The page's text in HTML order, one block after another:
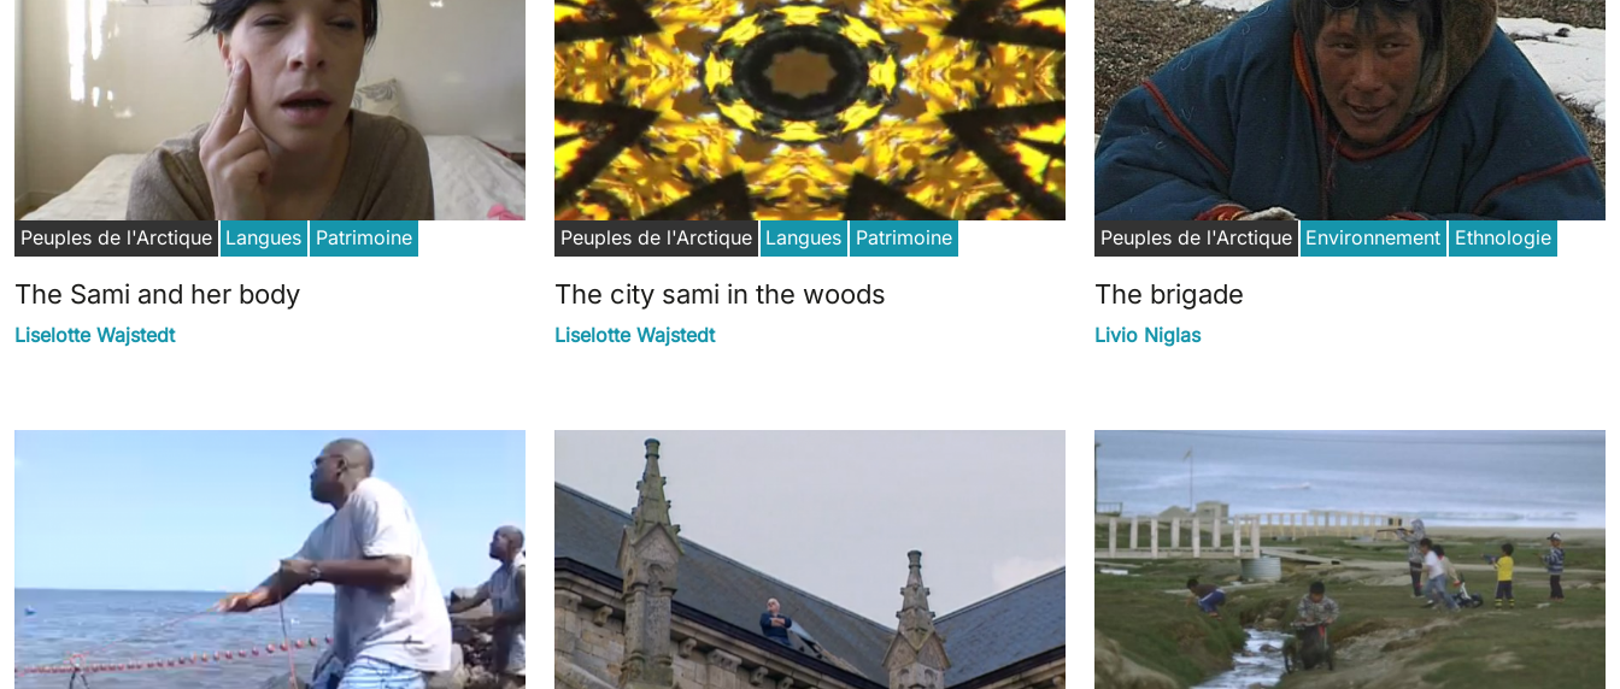
Peuples de l'Arctique Langues Patrimoine
The Sami and her body
Liselotte Wajstedt
Peuples de l'Arctique Langues Patrimoine
The city sami in the woods
Liselotte Wajstedt
Peuples de l'Arctique Environnement Ethnologie
The brigade
Livio Niglas